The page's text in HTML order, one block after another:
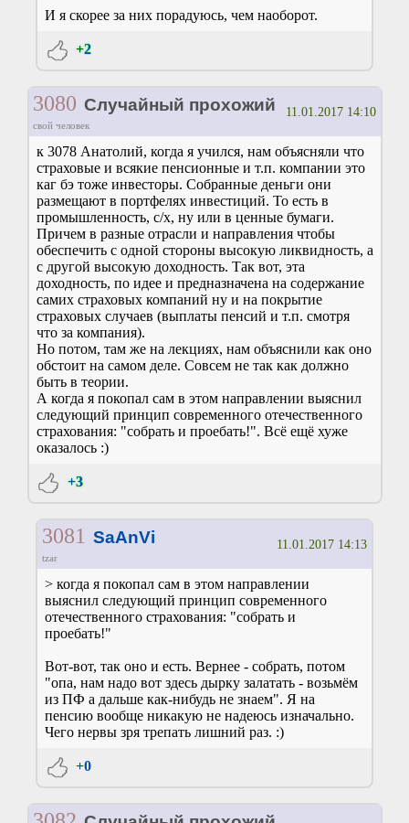
И я скорее за них порадуюсь, чем наоборот.
+2
3080 Случайный прохожий
свой человек
11.01.2017 14:10
к 3078 Анатолий, когда я учился, нам объясняли что
страховые и всякие пенсионные и т.п. компании это
каг бэ тоже инвесторы. Собранные деньги они
размещают в портфелях инвестиций. То есть в
промышленность, с/х, ну или в ценные бумаги.
Причем в разные отрасли и направления чтобы
обеспечить с одной стороны высокую ликвидность, а
с другой высокую доходность. Так вот, эта
доходность, по идее и предназначена на содержание
самих страховых компаний ну и на покрытие
страховых случаев (выплаты пенсий и т.п. смотря
что за компания).
Но потом, там же на лекциях, нам объяснили как оно
обстоит на самом деле. Совсем не так как должно
быть в теории.
А когда я покопал сам в этом направлении выяснил
следующий принцип современного отечественного
страхования: "собрать и проебать!". Всё ещё хуже
оказалось :)
+3
3081 SaAnVi
tzar
11.01.2017 14:13
> когда я покопал сам в этом направлении
выяснил следующий принцип современного
отечественного страхования: "собрать и
проебать!"
Вот-вот, так оно и есть. Вернее - собрать, потом
"опа, нам надо вот здесь дырку залатать - возьмём
из ПФ а дальше как-нибудь не знаем". Я на
пенсию вообще никакую не надеюсь изначально.
Чего нервы зря трепать лишний раз. :)
+0